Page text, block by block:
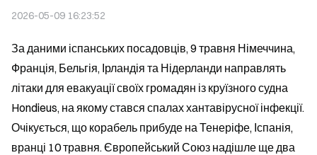
2026-05-09 16:23:52
За даними іспанських посадовців, 9 травня Німеччина,
Франція, Бельгія, Ірландія та Нідерланди направлять
літаки для евакуації своїх громадян із круїзного судна
Hondieus, на якому стався спалах хантавірусної інфекції.
Очікується, що корабель прибуде на Тенеріфе, Іспанія,
вранці 10 травня. Європейський Союз надішле ще два